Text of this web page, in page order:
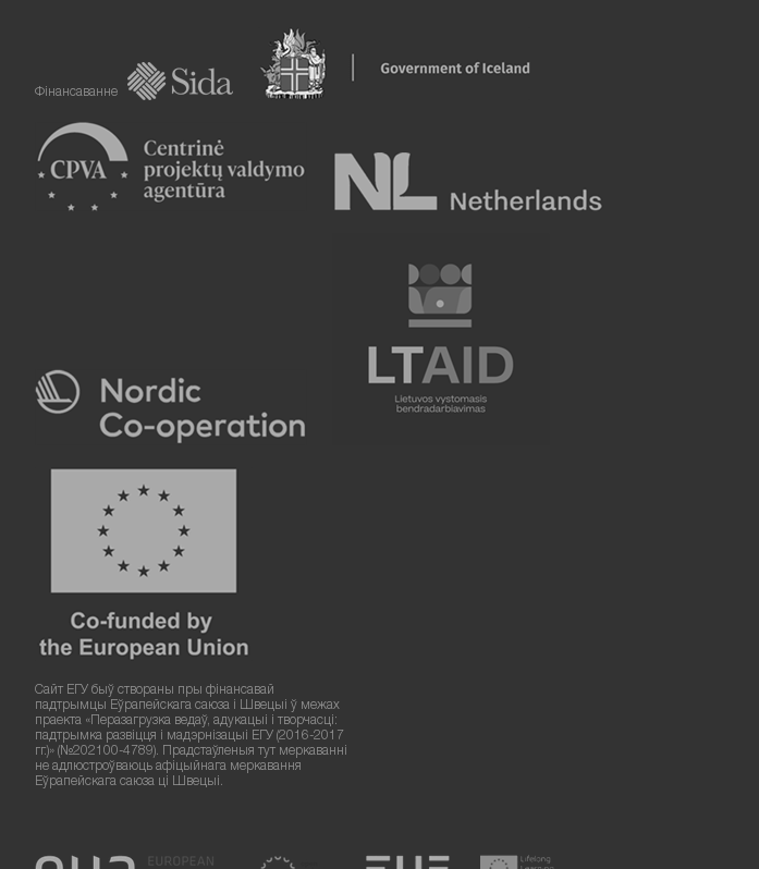
Фінансаванне
Сайт ЕГУ быў створаны пры фінансавай
падтрымцы Еўрапейскага саюза і Швецыі ў межах
праекта «Перазагрузка ведаў, адукацыі і творчасці:
падтрымка развіцця і мадэрнізацыі ЕГУ (2016-2017
гг.)» (№202100-4789). Прадстаўленыя тут меркаванні
не адлюстроўваюць афіцыйнага меркавання
Еўрапейскага саюза ці Швецыі.